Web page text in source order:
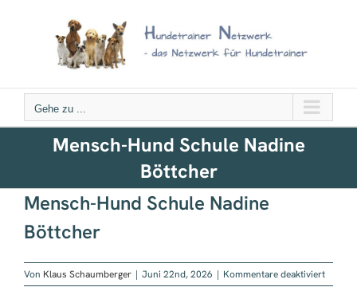
Gehe zu ...
Mensch-Hund Schule Nadine
Böttcher
Mensch-Hund Schule Nadine
Böttcher
Von Klaus Schaumberger | Juni 22nd, 2026 | Kommentare deaktiviertfür